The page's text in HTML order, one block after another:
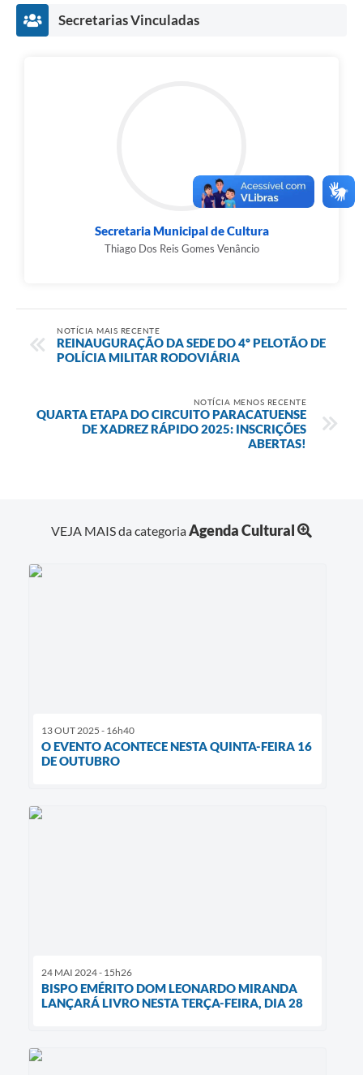
Secretarias Vinculadas
Secretaria Municipal de Cultura
Thiago Dos Reis Gomes Venâncio
NOTÍCIA MAIS RECENTE
REINAUGURAÇÃO DA SEDE DO 4º PELOTÃO DE
POLÍCIA MILITAR RODOVIÁRIA
NOTÍCIA MENOS RECENTE
QUARTA ETAPA DO CIRCUITO PARACATUENSE
DE XADREZ RÁPIDO 2025: INSCRIÇÕES
ABERTAS!
VEJA MAIS da categoriaAgenda Cultural
13 OUT 2025 - 16h40
O EVENTO ACONTECE NESTA QUINTA-FEIRA 16
DE OUTUBRO
24 MAI 2024 - 15h26
BISPO EMÉRITO DOM LEONARDO MIRANDA
LANÇARÁ LIVRO NESTA TERÇA-FEIRA, DIA 28